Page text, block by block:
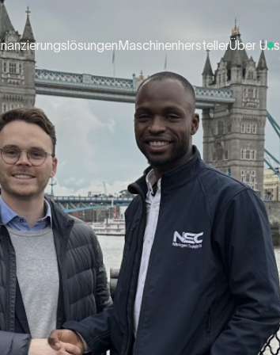
MaschinenherstellerÜber Uns